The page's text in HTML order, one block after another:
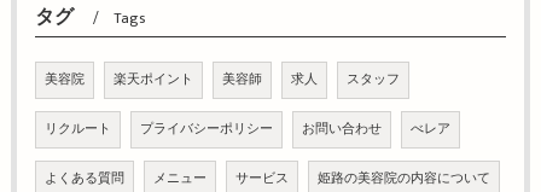
タグ Tags
美容院 楽天ポイント 美容師 求人 スタッフ
リクルート プライバシーポリシー お問い合わせ べレア
よくある質問 メニュー サービス 姫路の美容院の内容について